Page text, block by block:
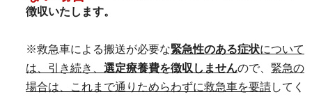
徴収いたします。
※救急車による搬送が必要な緊急性のある症状について
は、引き続き、 選定療養費を徴収しませんので、 緊急の
場合は、これまで通りためらわずに救急車を要請してく